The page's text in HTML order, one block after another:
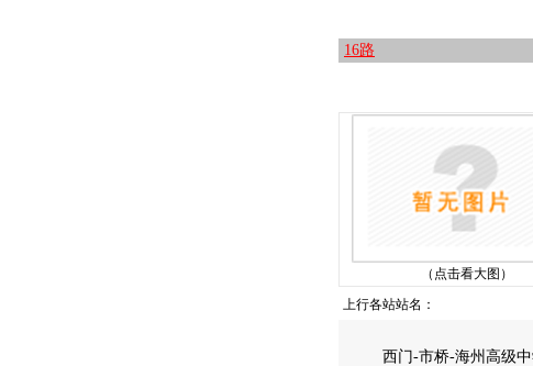
16路
（点击看大图）
上行各站站名：
西门-市桥-海州高级